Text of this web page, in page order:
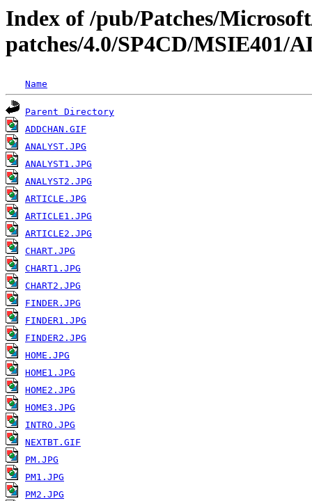
Index of /pub/Patches/
patches/4.0/SP4CD/
Name
Parent Directory
ADDCHAN.GIF
ANALYST.JPG
ANALYST1.JPG
ANALYST2.JPG
ARTICLE.JPG
ARTICLE1.JPG
ARTICLE2.JPG
CHART.JPG
CHART1.JPG
CHART2.JPG
FINDER.JPG
FINDER1.JPG
FINDER2.JPG
HOME.JPG
HOME1.JPG
HOME2.JPG
HOME3.JPG
INTRO.JPG
NEXTBT.GIF
PM.JPG
PM1.JPG
PM2.JPG